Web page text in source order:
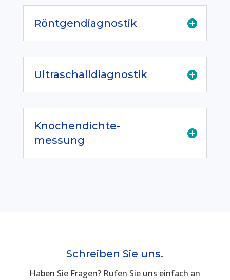
Röntgendiagnostik
Ultraschalldiagnostik
Knochendichte-
messung
Schreiben Sie uns.
Haben Sie Fragen? Rufen Sie uns einfach an